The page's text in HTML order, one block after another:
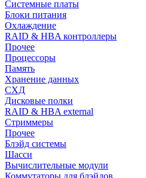
Системные платы
Блоки питания
Охлаждение
RAID & HBA контроллеры
Прочее
Процессоры
Память
Хранение данных
СХД
Дисковые полки
RAID & HBA external
Стриммеры
Прочее
Блэйд системы
Шасси
Вычислительные модули
Коммутаторы для блэйдов